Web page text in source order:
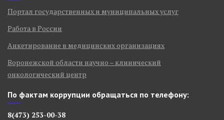
Портал государственных и муниципальных услуг
Работа в России
Анкетирование в медицинских организациях
Воронежской области научно – клинический
онкологический центр
По фактам коррупции обращаться по телефону:
8(473) 253-00-38